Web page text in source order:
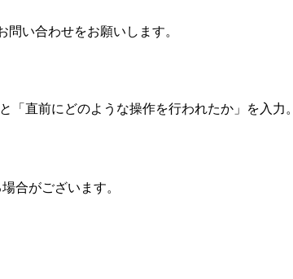
い合わせをお願いします。
直前にどのような操作を行われたか」を入力。
合がございます。